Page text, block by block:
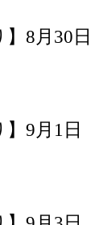
】8月30
】9月1日